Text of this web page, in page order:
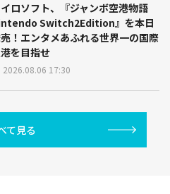
ロソフト、『ジャンボ空港物語
Switch2Edition』を本日
！エンタメあふれる世界一の国際
を目指せ
2026.08.06 17:30
て見る